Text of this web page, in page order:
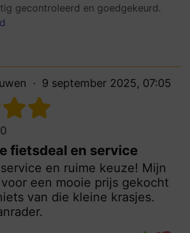
gecontroleerd en goedgekeurd.
9 september 2025, 07:05
fietsdeal en service
en ruime keuze! Mijn
een mooie prijs gekocht
van die kleine krasjes.